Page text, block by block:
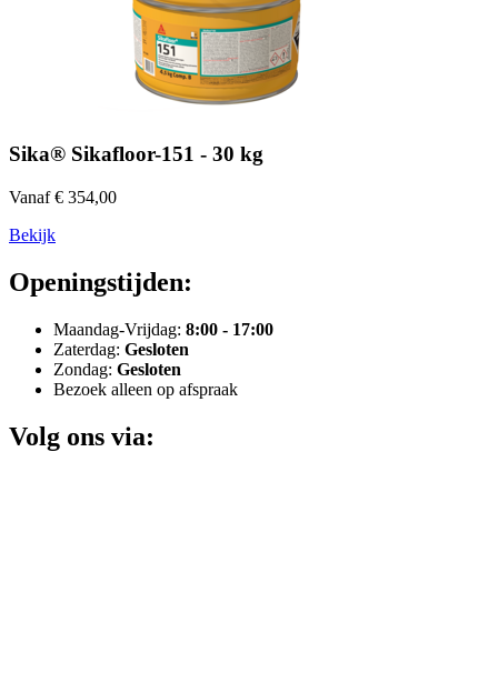
Sika® Sikafloor-151 - 30 kg
Vanaf € 354,00
Bekijk
Openingstijden:
Maandag-Vrijdag: 8:00 - 17:00
Zaterdag: Gesloten
Zondag: Gesloten
Bezoek alleen op afspraak
Volg ons via: